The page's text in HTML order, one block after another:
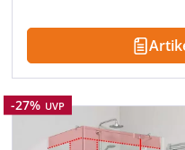
Rabatt
-27% UVP